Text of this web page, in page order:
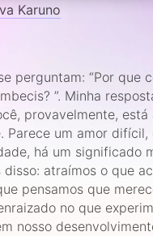
Karuno
perguntam: “Por que
”. Minha
provavelmente, está
Parece um amor difícil,
há um significado
atraímos o que
pensamos que
no que
nosso